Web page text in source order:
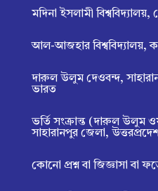
মদিনা ইসলামী
আল-আজহার বিশ্ববিদ্যালয়,
দারুল উলুম দেওবন্দ,
ভারত
ভর্তি সংক্রান্ত (দারুল উলুম
সাহারানপুর জেলা,
কোনো প্রশ্ন বা জিজ্ঞাসা বা